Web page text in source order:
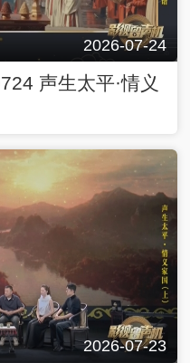
2026-07-24
声生太平·情义
2026-07-23